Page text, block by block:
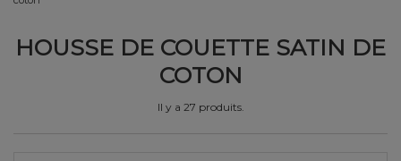
HOUSSE DE COUETTE SATIN DE
COTON
Il y a 27 produits.